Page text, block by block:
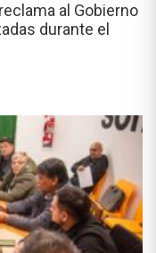
al Gobierno
durante el